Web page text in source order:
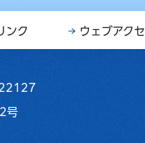
ンク ウェブアク
号